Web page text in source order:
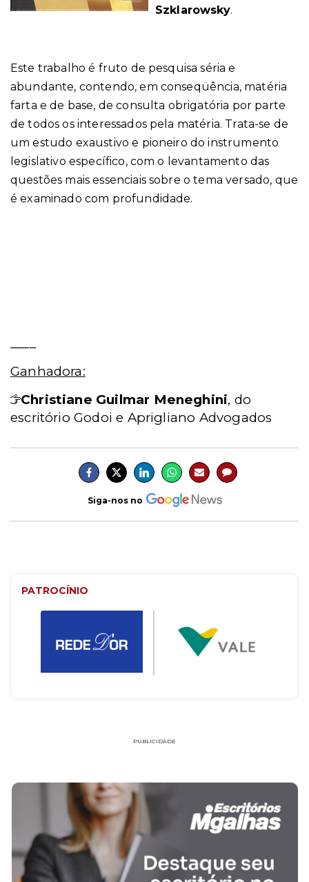
Szklarowsky.
Este trabalho é fruto de pesquisa séria e
abundante, contendo, em conseqüência, matéria
farta e de base, de consulta obrigatória por parte
de todos os interessados pela matéria. Trata-se de
um estudo exaustivo e pioneiro do instrumento
legislativo específico, com o levantamento das
questões mais essenciais sobre o tema versado, que
é examinado com profundidade.
Ganhadora:
Christiane Guilmar Meneghini, do
escritório Godoi e Aprigliano Advogados
Siga-nos no
PATROCÍNIO
PUBLICIDADE